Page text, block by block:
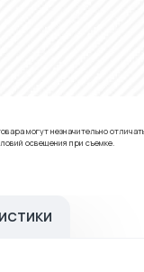
могут незначительно
освещения при съемке.